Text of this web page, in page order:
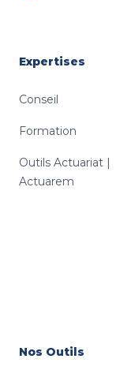
Expertises
Conseil
Formation
Outils Actuariat |
Actuarem
Nos Outils